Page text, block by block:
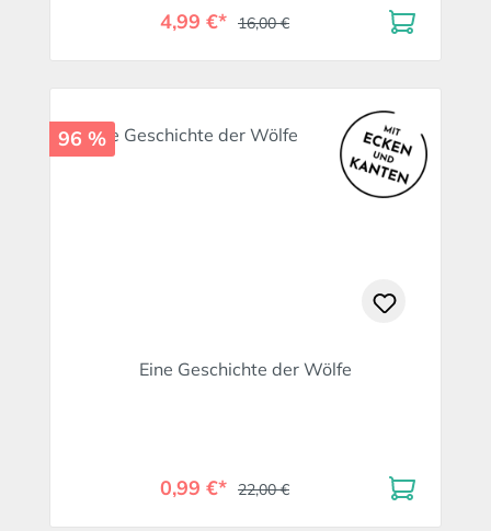
4,99 €* 16,00 €
96 %
Eine Geschichte der Wölfe
0,99 €* 22,00 €